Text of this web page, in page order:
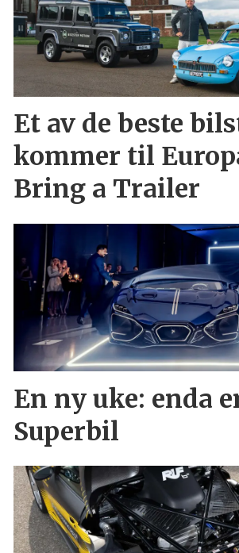
Et av de beste
kommer til
Bring a Trailer
En ny uke: enda
Superbil